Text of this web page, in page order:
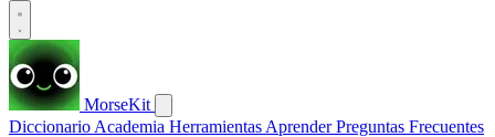
MorseKit
Diccionario Academia Herramientas AprenderPreguntas Frecuentes